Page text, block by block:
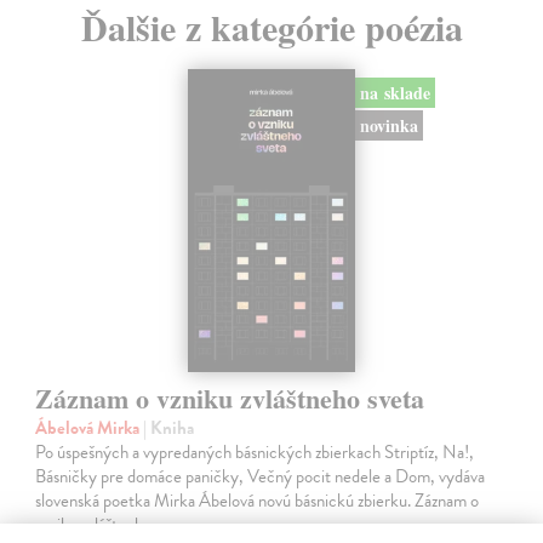
Ďalšie z kategórie poézia
na sklade
novinka
Záznam o vzniku zvláštneho sveta
Ábelová Mirka| Kniha
Po úspešných a vypredaných básnických zbierkach Striptíz, Na!,
Básničky pre domáce paničky, Večný pocit nedele a Dom, vydáva
slovenská poetka Mirka Ábelová novú básnickú zbierku. Záznam o
vzniku zvláštneho…